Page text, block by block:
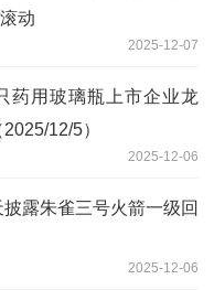
动
2025-12-07
药用玻璃瓶上市企业龙
12/5）
2025-12-06
露朱雀三号火箭一级回
2025-12-06